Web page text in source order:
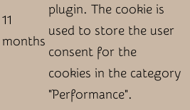
11
months
plugin. The cookie is
used to store the user
consent for the
cookies in the category
"Performance".